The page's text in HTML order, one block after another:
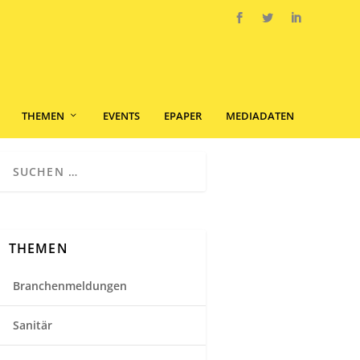
THEMEN EVENTS EPAPER MEDIADATEN
THEMEN
Branchenmeldungen
Sanitär